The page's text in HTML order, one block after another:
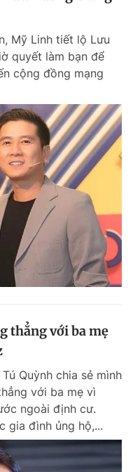
Mỹ Linh tiết lộ Lưu
quyết làm bạn để
cộng đồng mạng
thẳng với ba mẹ
Quỳnh chia sẻ mình
với ba mẹ vì
ngoài định cư.
gia đình ủng hộ,...